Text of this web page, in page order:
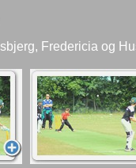
Fredericia og